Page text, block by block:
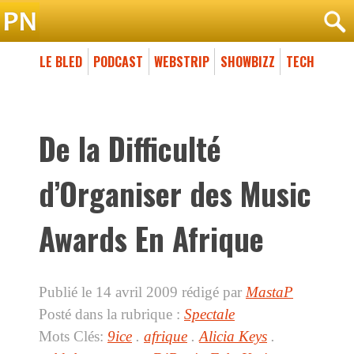
LE BLED PODCAST WEBSTRIP SHOWBIZZ TECH
De la Difficulté
d’Organiser des Music
Awards En Afrique
Publié le 14 avril 2009 rédigé par MastaP
Posté dans la rubrique : Spectale
Mots Clés: 9ice . afrique . Alicia Keys .